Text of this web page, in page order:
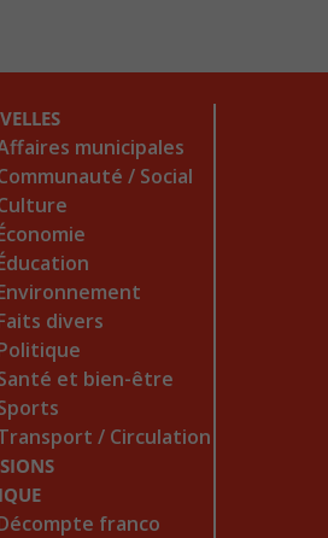
municipales
/ Social
divers
et bien-être
/ Circulation
franco